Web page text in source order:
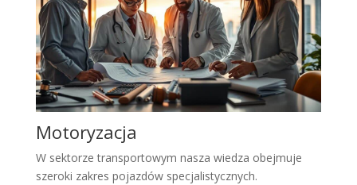
Motoryzacja
W sektorze transportowym nasza wiedza obejmuje
szeroki zakres pojazdów specjalistycznych.